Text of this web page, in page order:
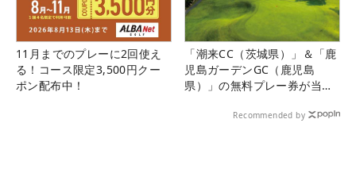
11月までのプレーに2回使え
る！コース限定3,500円クー
ポン配布中！
「潮来CC（茨城県）」＆「鹿
児島ガーデンGC（鹿児島
県）」の無料プレー券が当た
Recommended by